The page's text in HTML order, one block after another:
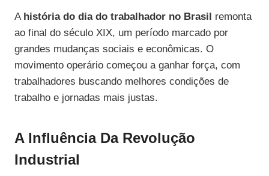
A história do dia do trabalhador no Brasil
remonta
ao final do século XIX, um período marcado por
grandes mudanças sociais e econômicas. O
movimento operário começou a ganhar força, com
trabalhadores buscando melhores condições de
trabalho e jornadas mais justas.
A Influência Da Revolução
Industrial